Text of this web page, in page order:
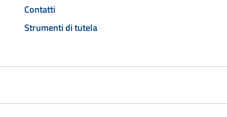
Contatti
Strumenti di tutela